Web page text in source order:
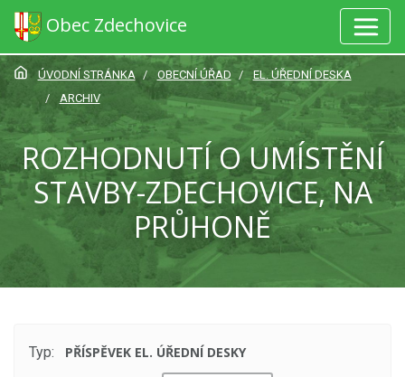
Obec Zdechovice
ÚVODNÍ STRÁNKA OBECNÍ ÚŘAD
EL. ÚŘEDNÍ DESKA
ARCHIV
ROZHODNUTÍ O UMÍSTĚNÍ
STAVBY-ZDECHOVICE, NA
PRŮHONĚ
Typ:
PŘÍSPĚVEK EL. ÚŘEDNÍ DESKY